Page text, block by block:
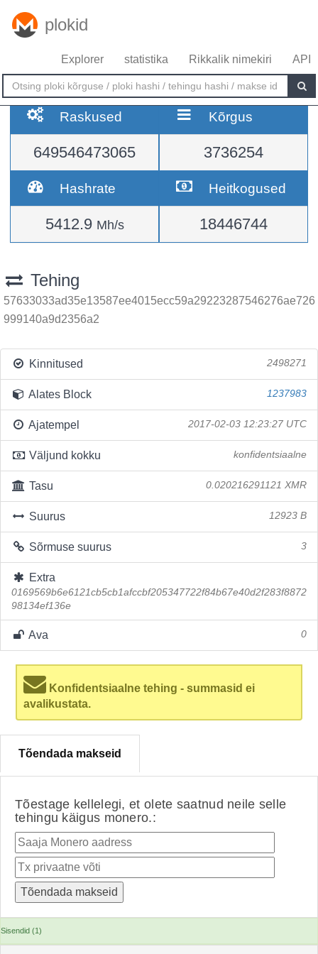
plokid
Explorer statistika Rikkalik nimekiri API
Raskused
649546473065
Kõrgus
3736254
Hashrate
5412.9 Mh/s
Heitkogused
18446744
Tehing
57633033ad35e13587ee4015ecc59a29223287546276ae726
999140a9d2356a2
Kinnitused 2498271
Alates Block 1237983
Ajatempel 2017-02-03 12:23:27 UTC
Väljund kokku konfidentsiaalne
Tasu 0.020216291121 XMR
Suurus 12923 B
Sõrmuse suurus 3
Extra
0169569b6e6121cb5cb1afccbf205347722f84b67e40d2f283f8872
98134ef136e
Ava 0
Konfidentsiaalne tehing - summasid ei
avalikustata.
Tõendada makseid
Tõestage kellelegi, et olete saatnud neile selle
tehingu käigus monero.:
Sisendid (1)